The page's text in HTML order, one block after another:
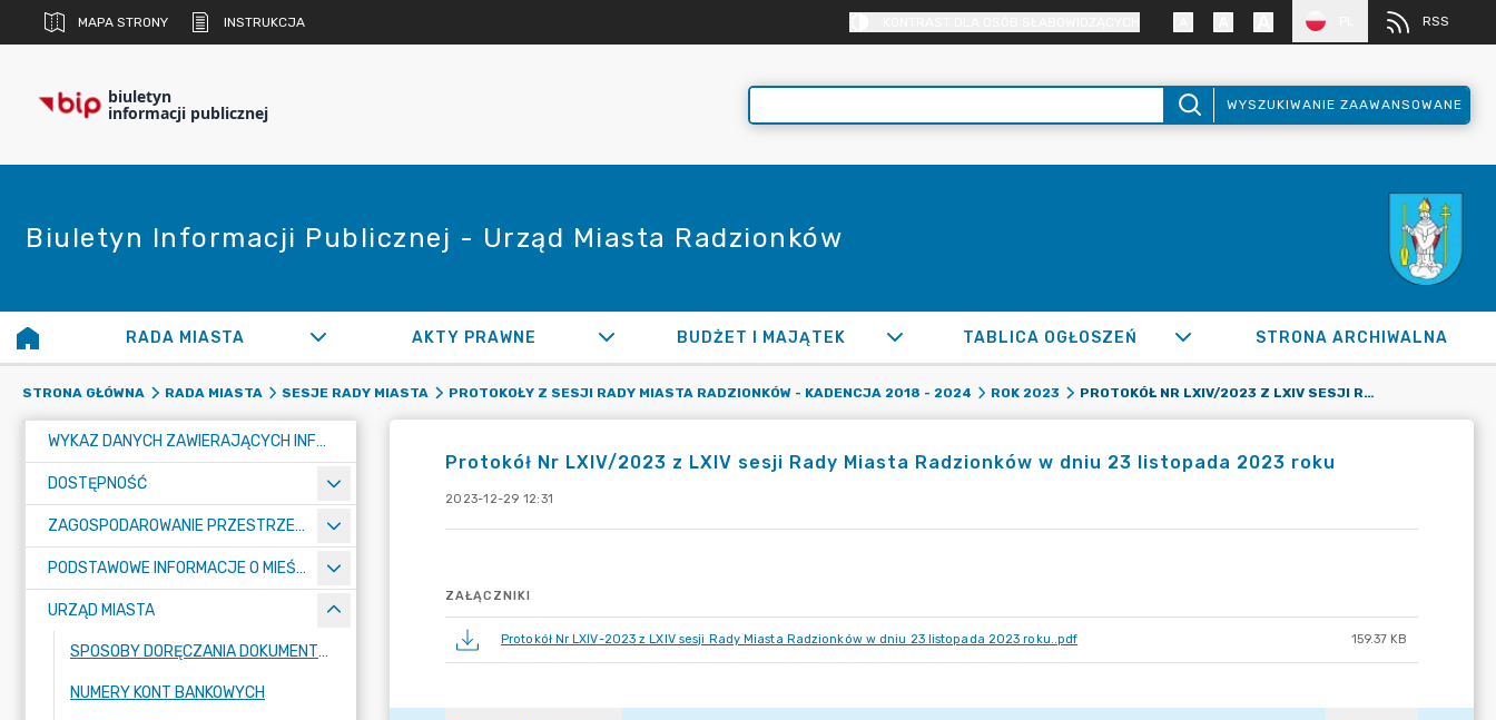
MAPA STRONY INSTRUKCJA RSS
biuletyn
informacji publicznej WYSZUKIWANIE ZAAWANSOWANE
Biuletyn Informacji Publicznej - Urząd Miasta Radzionków
RADA MIASTA AKTY PRAWNE BUDŻET I MAJĄTEK TABLICA OGŁOSZEŃ STRONA ARCHIWALNA
STRONA GŁÓWNA RADA MIASTA SESJE RADY MIASTA PROTOKOŁY Z SESJI RADY MIASTA RADZIONKÓW - KADENCJA 2018 - 2024 ROK 2023 PROTOKÓŁ NR LXIV/2023 Z LXIV SESJI RADY MIASTA RADZIONKÓW W DNIU 23 LISTOPADA 2023 ROKU
WYKAZ DANYCH ZAWIERAJĄCYCH INFORMACJE O ŚRODOWISKU I JEGO OCHRONIE
DOSTĘPNOŚĆ
ZAGOSPODAROWANIE PRZESTRZENNE
PODSTAWOWE INFORMACJE O MIEŚCIE
URZĄD MIASTA
SPOSOBY DORĘCZANIA DOKUMENTÓW DO URZĘDU MIASTA RADZIONKÓW
NUMERY KONT BANKOWYCH
Protokół Nr LXIV/2023 z LXIV sesji Rady Miasta Radzionków w dniu 23 listopada 2023 roku
2023-12-29 12:31
ZAŁĄCZNIKI
Protokół Nr LXIV-2023 z LXIV sesji Rady Miasta Radzionków w dniu 23 listopada 2023 roku..pdf 159.37 KB